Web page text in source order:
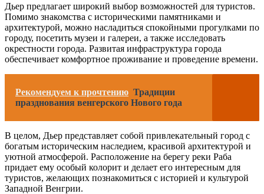
Дьер предлагает широкий выбор возможностей для туристов.
Помимо знакомства с историческими памятниками и
архитектурой, можно насладиться спокойными прогулками по
городу, посетить музеи и галереи, а также исследовать
окрестности города. Развитая инфраструктура города
обеспечивает комфортное проживание и проведение времени.
Рекомендуем к прочтению Традиции
празднования венгерского Нового года
В целом, Дьер представляет собой привлекательный город с
богатым историческим наследием, красивой архитектурой и
уютной атмосферой. Расположение на берегу реки Раба
придает ему особый колорит и делает его интересным для
туристов, желающих познакомиться с историей и культурой
Западной Венгрии.